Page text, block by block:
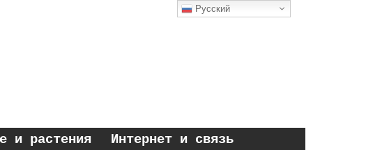
и растения
Интернет и связь
Русский